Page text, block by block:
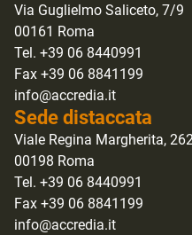
Via Guglielmo Saliceto, 7/9
00161 Roma
Tel. +39 06 8440991
Fax +39 06 8841199
info@accredia.it
Sede distaccata
Viale Regina Margherita,
00198 Roma
Tel. +39 06 8440991
Fax +39 06 8841199
info@accredia.it